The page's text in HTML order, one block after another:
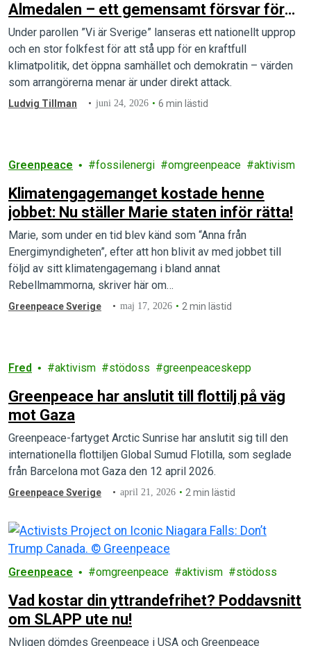
Almedalen – ett gemensamt försvar för
demokratin och klimatet
Under parollen ”Vi är Sverige” lanseras ett nationellt upprop
och en stor folkfest för att stå upp för en kraftfull
klimatpolitik, det öppna samhället och demokratin – värden
som arrangörerna menar är under direkt attack.
Ludvig Tillman juni 24, 2026 6 min lästid
Greenpeace fossilenergi omgreenpeace aktivism
Klimatengagemanget kostade henne
jobbet: Nu ställer Marie staten inför rätta!
Marie, som under en tid blev känd som “Anna från
Energimyndigheten”, efter att hon blivit av med jobbet till
följd av sitt klimatengagemang i bland annat
Rebellmammorna, skriver här om…
Greenpeace Sverige maj 17, 2026 2 min lästid
Fred aktivism stödoss greenpeaceskepp
Greenpeace har anslutit till flottilj på väg
mot Gaza
Greenpeace-fartyget Arctic Sunrise har anslutit sig till den
internationella flottiljen Global Sumud Flotilla, som seglade
från Barcelona mot Gaza den 12 april 2026.
Greenpeace Sverige april 21, 2026 2 min lästid
Greenpeace omgreenpeace aktivism stödoss
Vad kostar din yttrandefrihet? Poddavsnitt
om SLAPP ute nu!
Nyligen dömdes Greenpeace i USA och Greenpeace